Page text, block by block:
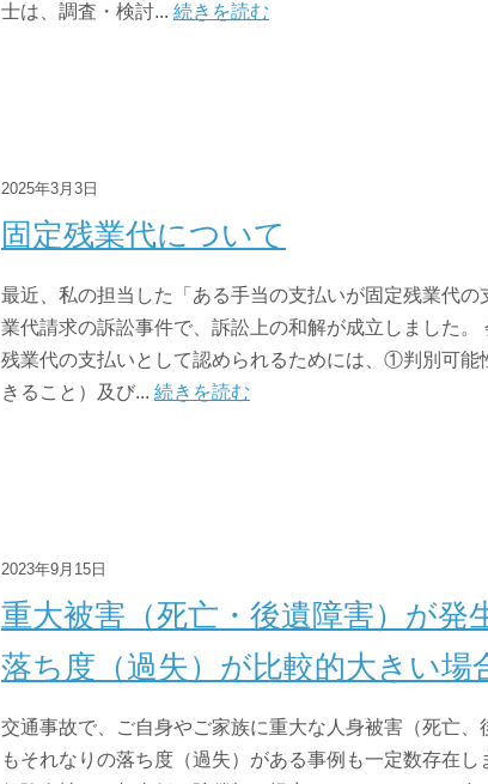
士は、調査・検討... 続きを読む
2025年3月3日
固定残業代について
最近、私の担当した「ある手当の支払いが固定残業代
業代請求の訴訟事件で、訴訟上の和解が成立しました
残業代の支払いとして認められるためには、①判別可
きること）及び... 続きを読む
2023年9月15日
重大被害（死亡・後遺障害）が発
落ち度（過失）が比較的大きい場
交通事故で、ご自身やご家族に重大な人身被害（死亡
もそれなりの落ち度（過失）がある事例も一定数存在